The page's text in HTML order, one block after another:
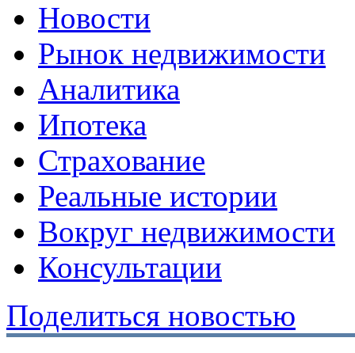
Новости
Рынок недвижимости
Аналитика
Ипотека
Страхование
Реальные истории
Вокруг недвижимости
Консультации
Поделиться новостью